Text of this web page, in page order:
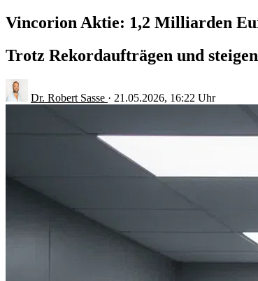
Vincorion Aktie: 1,2 Milliarden
Trotz Rekordaufträgen und
Dr. Robert Sasse · 21.05.2026, 16:22 Uhr